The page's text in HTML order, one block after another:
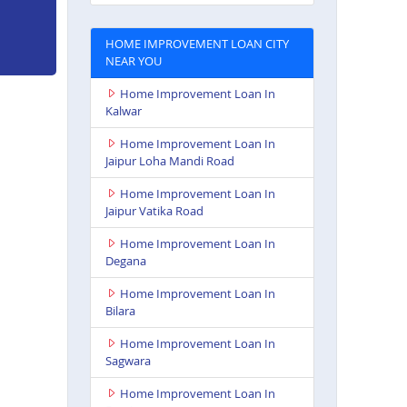
HOME IMPROVEMENT LOAN CITY
NEAR YOU
Home Improvement Loan In
Kalwar
Home Improvement Loan In
Jaipur Loha Mandi Road
Home Improvement Loan In
Jaipur Vatika Road
Home Improvement Loan In
Degana
Home Improvement Loan In
Bilara
Home Improvement Loan In
Sagwara
Home Improvement Loan In